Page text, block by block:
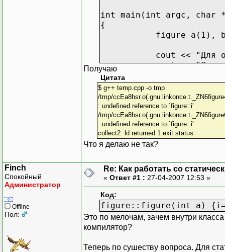
int main(int argc, char
{
figure a(1),
cout << "Для
cout << "Для
return EXIT_SUCCESS;
}
Получаю
Цитата
$ g++ temp.cpp -o tmp
/tmp/
: undefined reference to `figure::i'
/tmp/
: undefined reference to `figure::i'
collect2: ld returned 1 exit status
Что я делаю не так?
Finch
Спокойный
Администратор
Offline
Пол:
Re: Как работать со
« Ответ #1 : 27-04-2007 12:53 »
Код:
figure::figure(int a)
Это по мелочам, зачем внутри
компилятор?
Теперь по сушеству вопроса. Для